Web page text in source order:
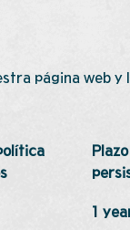
página web y
1